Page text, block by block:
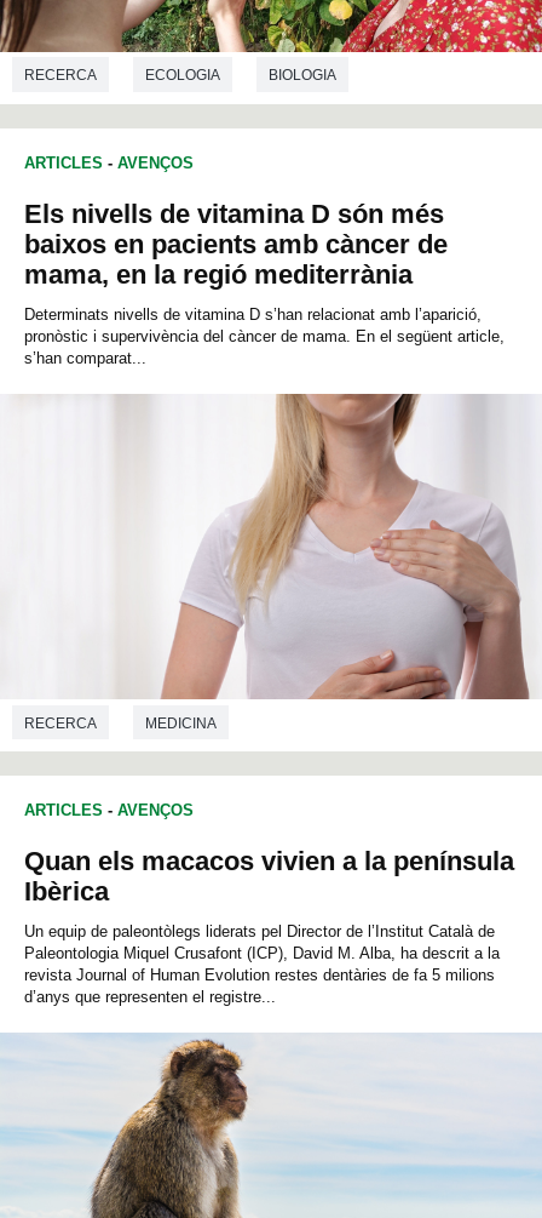
RECERCA ECOLOGIA BIOLOGIA
ARTICLES - AVENÇOS
Els nivells de vitamina D són més
baixos en pacients amb càncer de
mama, en la regió mediterrània
Determinats nivells de vitamina D s’han relacionat amb l’aparició,
pronòstic i supervivència del càncer de mama. En el següent article,
s’han comparat...
RECERCA MEDICINA
ARTICLES - AVENÇOS
Quan els macacos vivien a la península
Ibèrica
Un equip de paleontòlegs liderats pel Director de l’Institut Català de
Paleontologia Miquel Crusafont (ICP), David M. Alba, ha descrit a la
revista Journal of Human Evolution restes dentàries de fa 5 milions
d’anys que representen el registre...